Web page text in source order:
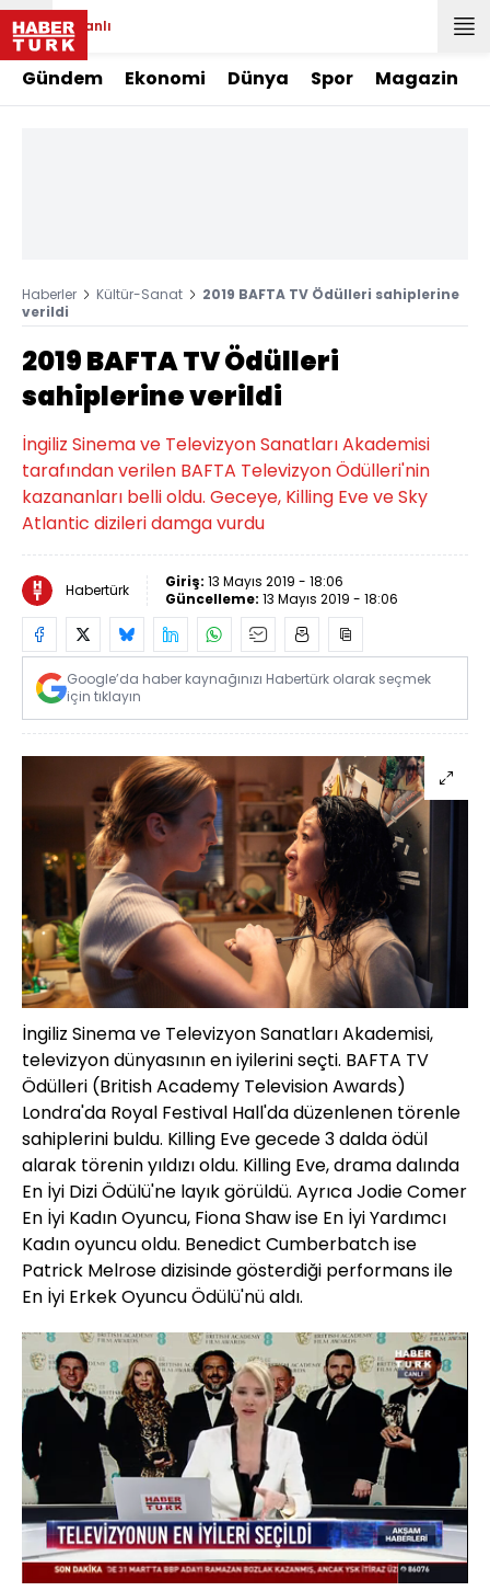
Canlı
Gündem Ekonomi Dünya Spor Magazin
Haberler Kültür-Sanat
2019 BAFTA TV Ödülleri sahiplerine
verildi
2019 BAFTA TV Ödülleri
sahiplerine verildi
İngiliz Sinema ve Televizyon Sanatları Akademisi
tarafından verilen BAFTA Televizyon Ödülleri'nin
kazananları belli oldu. Geceye, Killing Eve ve Sky
Atlantic dizileri damga vurdu
Habertürk Giriş: 13 Mayıs 2019 - 18:06
Güncelleme: 13 Mayıs 2019 - 18:06
Google’da haber kaynağınızı Habertürk olarak seçmek
için tıklayın
İngiliz Sinema ve Televizyon Sanatları Akademisi,
televizyon dünyasının en iyilerini seçti. BAFTA TV
Ödülleri (British Academy Television Awards)
Londra'da Royal Festival Hall'da düzenlenen törenle
sahiplerini buldu. Killing Eve gecede 3 dalda ödül
alarak törenin yıldızı oldu. Killing Eve, drama dalında
En İyi Dizi Ödülü'ne layık görüldü. Ayrıca Jodie Comer
En İyi Kadın Oyuncu, Fiona Shaw ise En İyi Yardımcı
Kadın oyuncu oldu. Benedict Cumberbatch ise
Patrick Melrose dizisinde gösterdiği performans ile
En İyi Erkek Oyuncu Ödülü'nü aldı.
Sesi
Aç
Yüklendi:
56.17%
Oynatma
Hızı